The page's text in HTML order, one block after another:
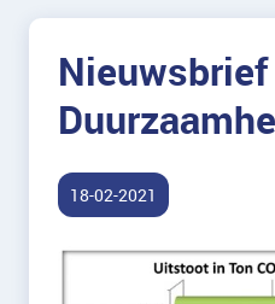
Nieuwsbrief
18-02-2021